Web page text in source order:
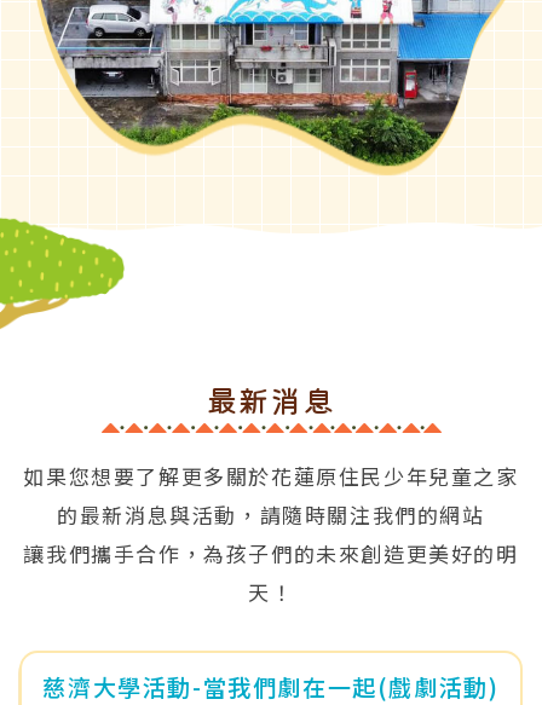
最新消息
如果您想要了解更多關於花蓮原住民少年兒童之家
的最新消息與活動，請隨時關注我們的網站
讓我們攜手合作，為孩子們的未來創造更美好的明
天！
慈濟大學活動-當我們劇在一起(戲劇活動)